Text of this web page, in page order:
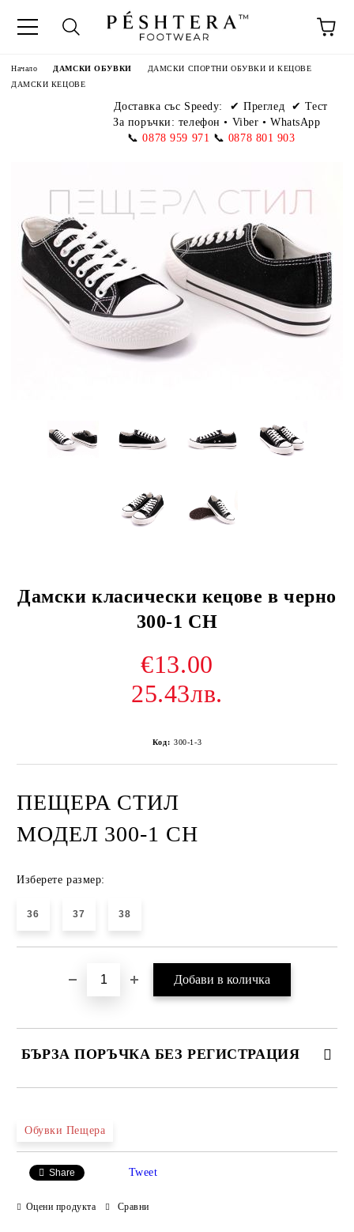
Начало ДАМСКИ ОБУВКИ
ДАМСКИ СПОРТНИ ОБУВКИ И КЕЦОВЕ
ДАМСКИ КЕЦОВЕ
Доставка със Speedy:
✔ Преглед ✔ Тест
За поръчки: телефон• Viber • WhatsApp
📞 0878 959 971 📞 0878 801 903
Дамски класически кецове в черно
300-1 CH
€13.00
25.43лв.
Код: 300-1-3
ПЕЩЕРА СТИЛ
МОДЕЛ 300-1 CH
Изберете размер:
36 37 38
БЪРЗА ПОРЪЧКА БЕЗ РЕГИСТРАЦИЯ
Обувки Пещера
Share Tweet
Оцени продукта Сравни